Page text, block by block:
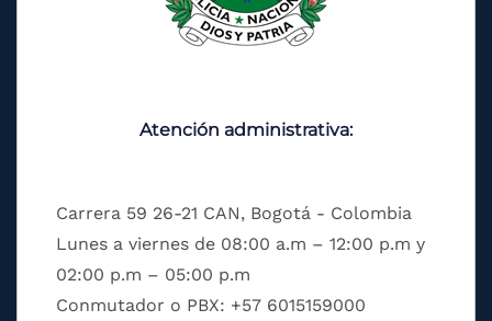
Atención administrativa:
Carrera 59 26-21 CAN, Bogotá - Colombia
Lunes a viernes de 08:00 a.m – 12:00 p.m y
02:00 p.m – 05:00 p.m
Conmutador o PBX: +57 6015159000